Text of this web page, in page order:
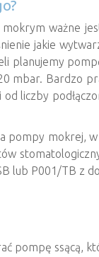
ważne
jakie
mbar. Bardzo
liczby
pompy
lub P001/TB z
pompę ssącą,